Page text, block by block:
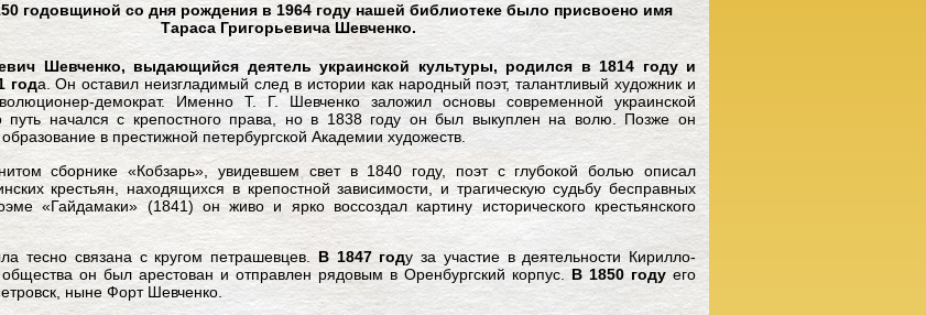
годовщиной со дня рождения в 1964 году нашей библиотеке было присвоено имя
Тараса Григорьевича Шевченко.
Шевченко, выдающийся деятель украинской культуры, родился в 1814 году и
года. Он оставил неизгладимый след в истории как народный поэт, талантливый художник и
демократ. Именно Т. Г. Шевченко заложил основы современной украинской
путь начался с крепостного права, но в 1838 году он был выкуплен на волю. Позже он
в престижной петербургской Академии художеств.
сборнике «Кобзарь», увидевшем свет в 1840 году, поэт с глубокой болью описал
крестьян, находящихся в крепостной зависимости, и трагическую судьбу бесправных
«Гайдамаки» (1841) он живо и ярко воссоздал картину исторического крестьянского
тесно связана с кругом петрашевцев. В 1847 году за участие в деятельности Кирилло-
он был арестован и отправлен рядовым в Оренбургский корпус.В 1850 году его
ныне Форт Шевченко.